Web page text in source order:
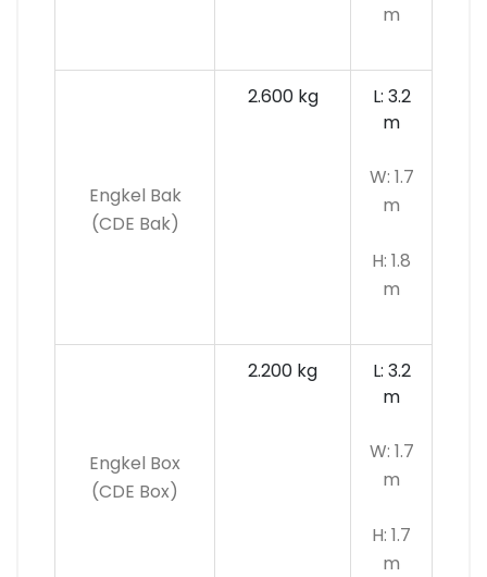
m
Engkel Bak
(CDE Bak)
2.600 kg
L: 3.2
m
W: 1.7
m
H: 1.8
m
Engkel Box
(CDE Box)
2.200 kg
L: 3.2
m
W: 1.7
m
H: 1.7
m